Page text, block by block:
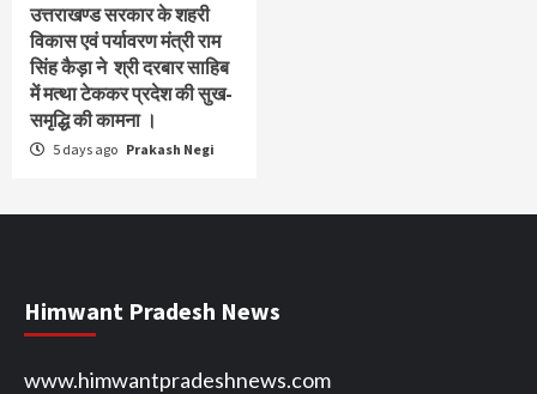
उत्तराखण्ड सरकार के शहरी
विकास एवं पर्यावरण मंत्री राम
सिंह कैड़ा ने श्री दरबार साहिब
में मत्था टेककर प्रदेश की सुख-
समृद्धि की कामना ।
5 days ago Prakash Negi
Himwant Pradesh News
www.himwantpradeshnews.com